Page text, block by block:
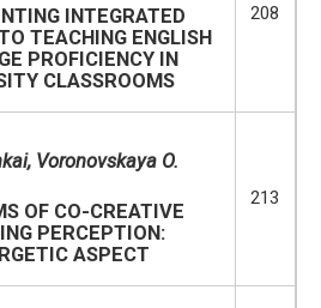
INTEGRATED
TEACHING ENGLISH
PROFICIENCY IN
CLASSROOMS
208
Voronovskaya O.
OF CO-CREATIVE
PERCEPTION:
ASPECT
213